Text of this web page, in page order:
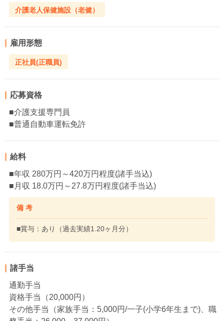
介護老人保健施設（老健）
雇用形態
正社員(正職員)
応募資格
■介護支援専門員
■普通自動車運転免許
給料
■年収 280万円～420万円程度(諸手当込)
■月収 18.0万円～27.8万円程度(諸手当込)
備 考
■賞与：あり（過去実績1.20ヶ月分）
諸手当
通勤手当
資格手当（20,000円）
その他手当（家族手当：5,000円/一子(小学6年生まで)、職